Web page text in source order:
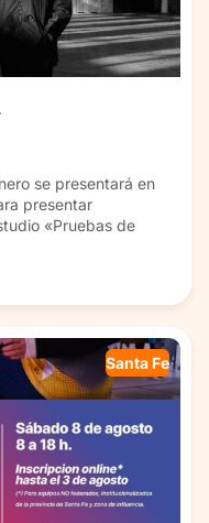
se presentará en
presentar
«Pruebas de
Santa Fe